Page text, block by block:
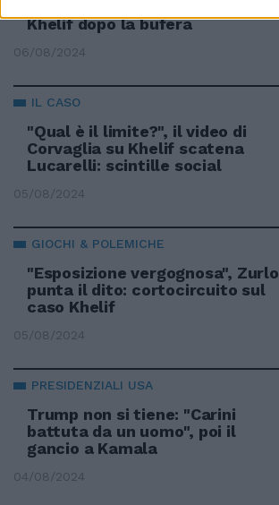
Khelif dopo la bufera
06/08/2024
IL CASO
"Qual è il limite?", il video di
Corvaglia su Khelif scatena
Lucarelli: scintille social
05/08/2024
GIOCHI & POLEMICHE
"Esposizione vergognosa", Zurlo
punta il dito: cortocircuito sul
caso Khelif
05/08/2024
PRESIDENZIALI USA
Trump non si tiene: "Carini
battuta da un uomo", poi il
gancio a Kamala
04/08/2024